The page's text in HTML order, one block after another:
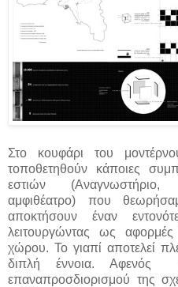
Στο κουφάρι του
τοποθετηθούν κάποιες
εστιών (Αναγνωστήριο,
αμφιθέατρο) που
αποκτήσουν έναν
λειτουργώντας ως
χώρου. Το γιαπί αποτελεί
διπλή έννοια.
επαναπροσδιορισμού της